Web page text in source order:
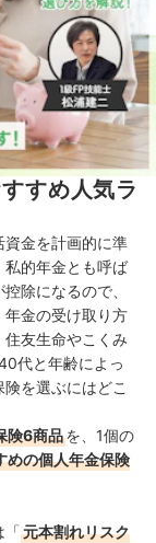
すめ人気ラ
資金を計画的に準
的年金とも呼ば
除になるので、
年金の受け取り方
住友生命やこくみ
代と年齢によっ
を選ぶにはどこ
険6商品を、1個の
めの個人年金保険
「元本割れリスク